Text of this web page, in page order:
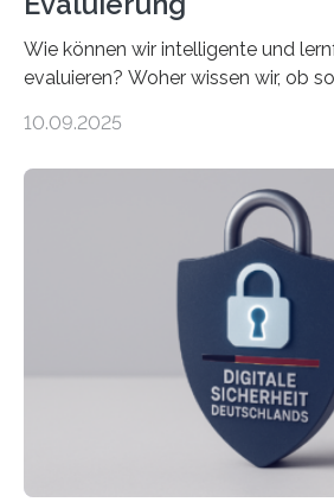
Wie können wir intelligente und
evaluieren? Woher wissen wir, ob
sich CAVECORE – ein neues Marie
koordiniert wird. Ab dem 1.
über einen Zeitraum von vier Jahren
Promovierende im Rahmen von
kognitiven Robotern beschäftigen
die mittels Sensoren ihre
Informationen verarbeiten und
10.09.2025